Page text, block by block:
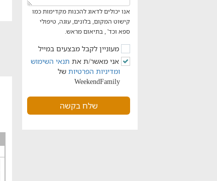
אנו יכולים לדאוג להכנות מקדימות כמו
קישוט המקום, בלונים, עוגה, טיפולי
ספא וכד' , בתיאום מראש.
מעוניין לקבל מבצעים במייל
אני מאשר/ת את תנאי השימוש
ומדיניות הפרטיות של
WeekendFamily
שלח בקשה